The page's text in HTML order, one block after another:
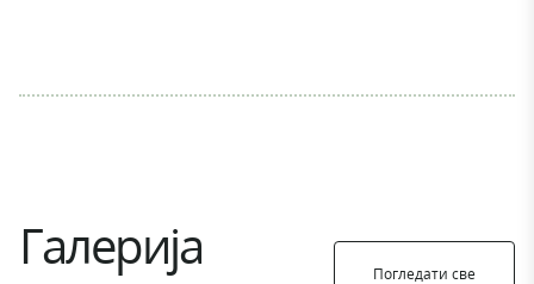
Галерија Погледати све